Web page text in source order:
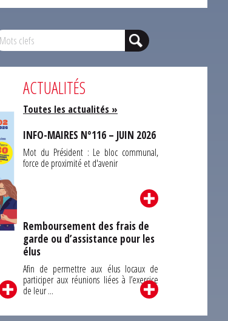
ACTUALITÉS
Toutes les actualités »
INFO-MAIRES N°116 – JUIN 2026
Mot du Président : Le bloc communal,
force de proximité et d'avenir
Remboursement des frais de
garde ou d’assistance pour les
élus
Afin de permettre aux élus locaux de
participer aux réunions liées à l’exercice
de leur ...